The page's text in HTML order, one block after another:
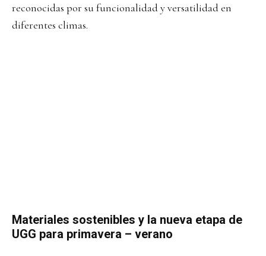
reconocidas por su funcionalidad y versatilidad en
diferentes climas.
Materiales sostenibles y la nueva etapa de
UGG para primavera – verano